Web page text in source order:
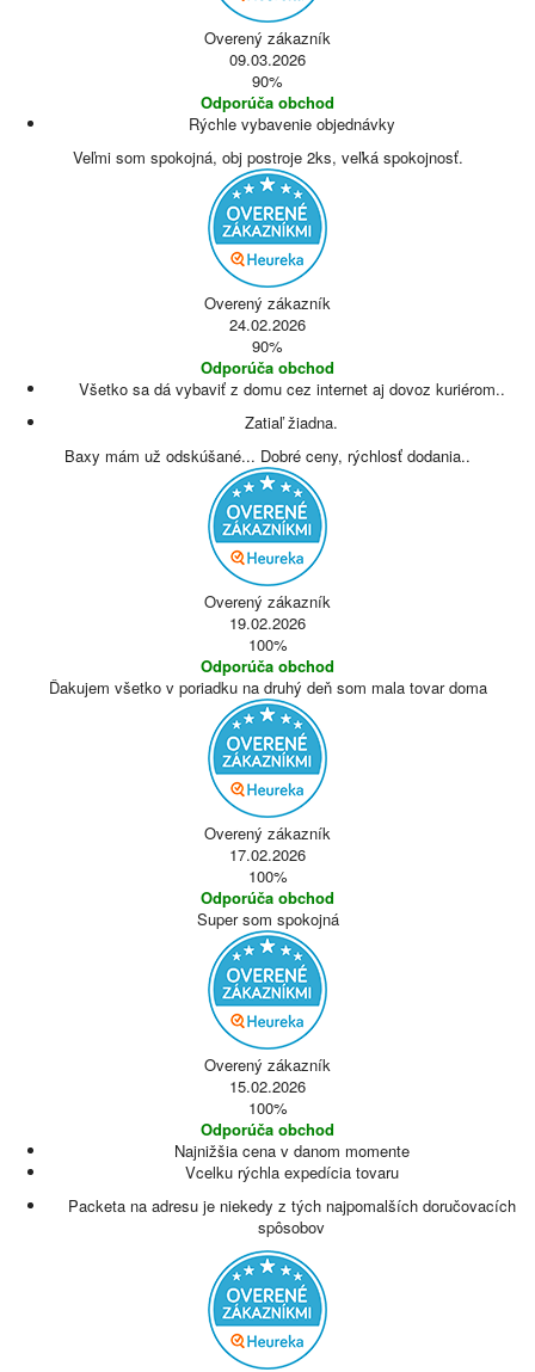
Overený zákazník
09.03.2026
90%
Odporúča obchod
Rýchle vybavenie objednávky
Veľmi som spokojná, obj postroje 2ks, veľká spokojnosť.
Overený zákazník
24.02.2026
90%
Odporúča obchod
Všetko sa dá vybaviť z domu cez internet aj dovoz kuriérom..
Zatiaľ žiadna.
Baxy mám už odskúšané... Dobré ceny, rýchlosť dodania..
Overený zákazník
19.02.2026
100%
Odporúča obchod
Ďakujem všetko v poriadku na druhý deň som mala tovar doma
Overený zákazník
17.02.2026
100%
Odporúča obchod
Super som spokojná
Overený zákazník
15.02.2026
100%
Odporúča obchod
Najnižšia cena v danom momente
Vcelku rýchla expedícia tovaru
Packeta na adresu je niekedy z tých najpomalších doručovacích
spôsobov